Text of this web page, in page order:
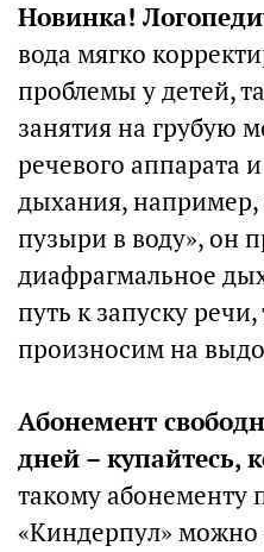
Новинка!
вода мягко
проблемы у детей,
занятия на грубую
речевого аппарата
дыхания, например,
пузыри в воду», он
диафрагмальное
путь к запуску
произносим на
Абонемент
дней – купайтесь,
такому абонементу
«Киндерпул»